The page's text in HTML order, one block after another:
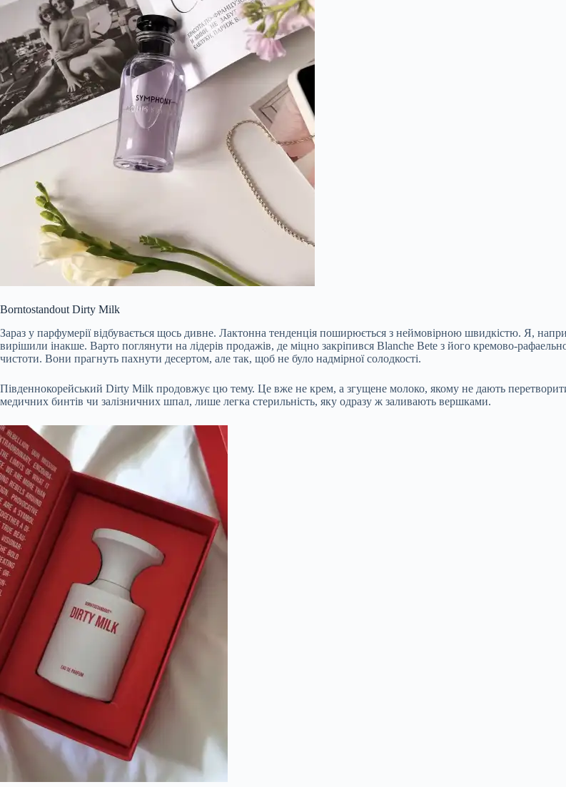
Borntostandout Dirty Milk
Зараз у парфумерії відбувається щось дивне. Лактонна тенденція поширюється з неймовірною швидкістю. Я,
вирішили інакше. Варто поглянути на лідерів продажів, де міцно закріпився Blanche Bete з його кремово-
чистоти. Вони прагнуть пахнути десертом, але так, щоб не було надмірної солодкості.
Південнокорейський Dirty Milk продовжує цю тему. Це вже не крем, а згущене молоко, якому не дають
медичних бинтів чи залізничних шпал, лише легка стерильність, яку одразу ж заливають вершками.